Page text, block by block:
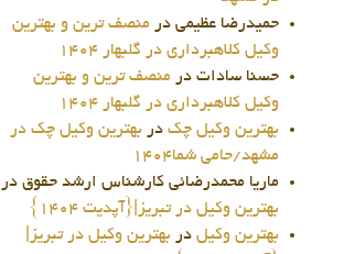
حمیدرضا عظیمیدر منصف ترین و بهترین
وکیل کلاهبرداری در گلبهار 1404
حسنا ساداتدر منصف ترین و بهترین
وکیل کلاهبرداری در گلبهار 1404
بهترین وکیل چکدر بهترین وکیل چک در
مشهد/حامی شما1404
ماریا محمدرضائی کارشناس ارشد حقوقدر
بهترین وکیل در تبریز|{آپدیت 1404}
بهترین وکیلدر بهترین وکیل در تبریز|